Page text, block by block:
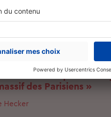
venir s’installer à Rennes
.
au confinement mais
des Parisiens - pour
je dirais que seuls 5
formé une espèce de
des Parisiens »
Hecker